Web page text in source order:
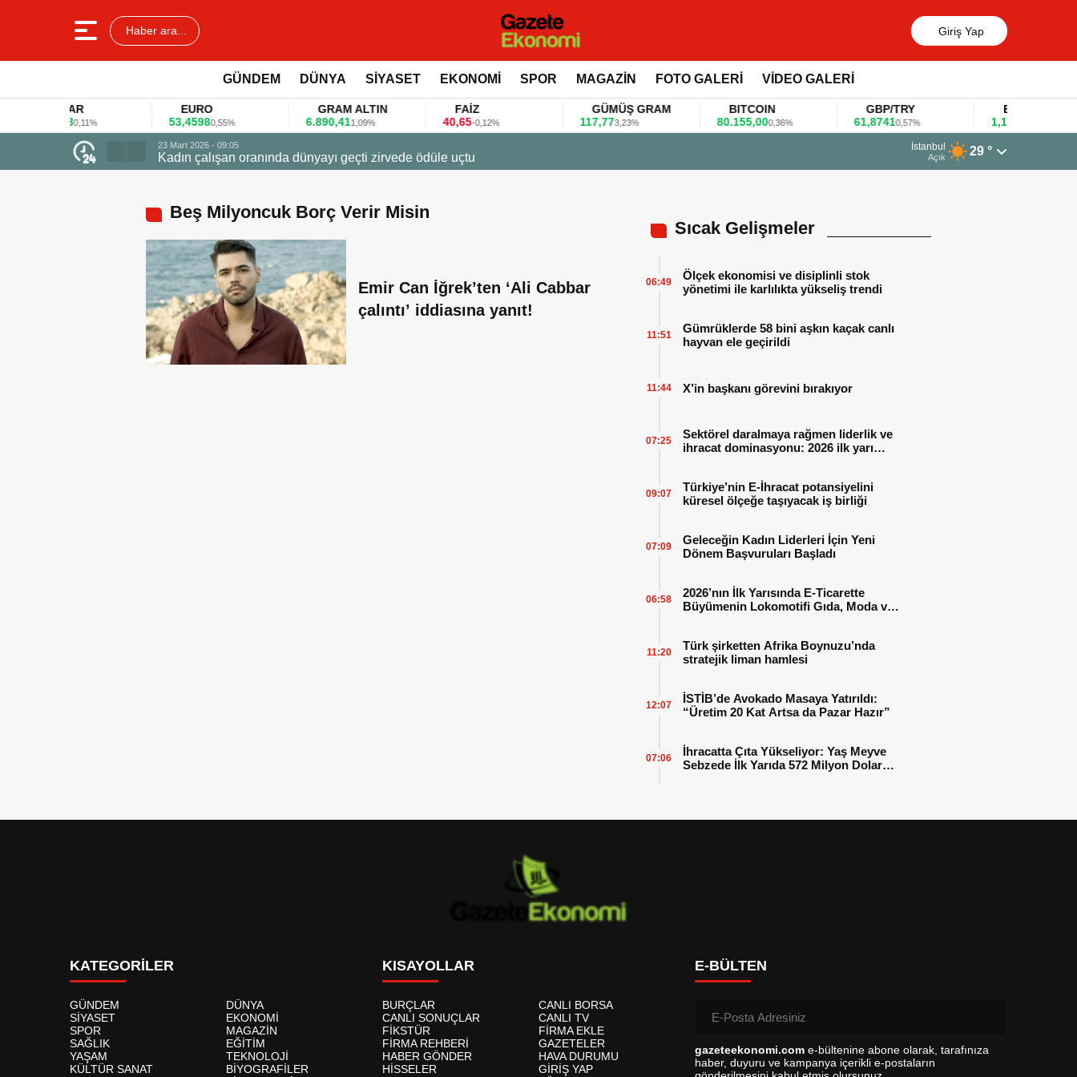
Haber ara... Giriş Yap
GÜNDEM DÜNYA SİYASET EKONOMİ SPOR MAGAZİN FOTO GALERİ VİDEO GALERİ
0,11%
EURO
53,45980,55%
GRAM ALTIN
6.890,411,09%
40,65-0,12%
GÜMÜŞ GRAM
117,773,23%
BITCOIN
80.155,000,36%
GBP/TRY
61,87410,57%
EUR/USD
1,17810,47%
Firmalar gıda fuarlarını bu anket ile değerlendirdi
İstanbul
Açık 29 °
Beş Milyoncuk Borç Verir Misin
Emir Can İğrek’ten ‘Ali Cabbar
çalıntı’ iddiasına yanıt!
Sıcak Gelişmeler
Ölçek ekonomisi ve disiplinli stok
yönetimi ile karlılıkta yükseliş trendi
06:49
Gümrüklerde 58 bini aşkın kaçak canlı
hayvan ele geçirildi
11:51
X’in başkanı görevini bırakıyor
11:44
Sektörel daralmaya rağmen liderlik ve
ihracat dominasyonu: 2026 ilk yarı
07:25
Türkiye’nin E-İhracat potansiyelini
küresel ölçeğe taşıyacak iş birliği
09:07
Geleceğin Kadın Liderleri İçin Yeni
Dönem Başvuruları Başladı
07:09
2026’nın İlk Yarısında E-Ticarette
Büyümenin Lokomotifi Gıda, Moda ve
06:58
Türk şirketten Afrika Boynuzu’nda
stratejik liman hamlesi
11:20
İSTİB’de Avokado Masaya Yatırıldı:
“Üretim 20 Kat Artsa da Pazar Hazır”
12:07
İhracatta Çıta Yükseliyor: Yaş Meyve
Sebzede İlk Yarıda 572 Milyon Dolar
07:06
KATEGORİLER
GÜNDEM
DÜNYA
SİYASET
EKONOMİ
SPOR
MAGAZİN
SAĞLIK
EĞİTİM
YAŞAM
TEKNOLOJİ
KÜLTÜR SANAT
BİYOGRAFİLER
KISAYOLLAR
BURÇLAR
CANLI BORSA
CANLI SONUÇLAR
CANLI TV
FİKSTÜR
FİRMA EKLE
FİRMA REHBERİ
GAZETELER
HABER GÖNDER
HAVA DURUMU
HİSSELER
GİRİŞ YAP
E-BÜLTEN
gazeteekonomi.com e-bültenine abone olarak, tarafınıza
haber, duyuru ve kampanya içerikli e-postaların